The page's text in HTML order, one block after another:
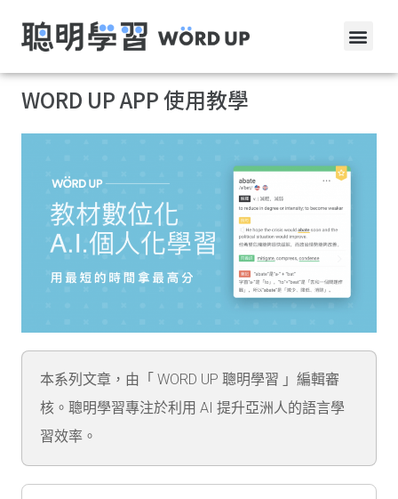
WORD UP APP 使用教學
本系列文章，由「 WORD UP 聰明學習 」編輯審
核。聰明學習專注於利用 AI 提升亞洲人的語言學
習效率。